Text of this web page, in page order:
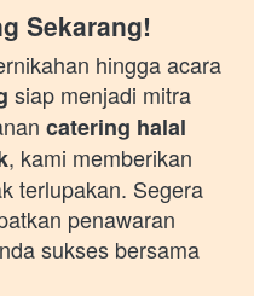
Sekarang!
hingga acara
siap menjadi mitra
catering halal
, kami memberikan
terlupakan. Segera
penawaran
sukses bersama